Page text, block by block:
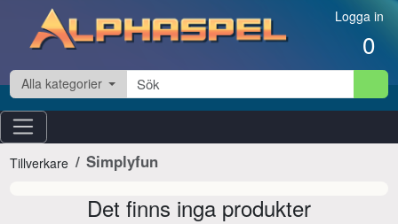
Hoppa till innehåll Logga in
0
Alla kategorier
Tillverkare Simplyfun
Det finns inga produkter